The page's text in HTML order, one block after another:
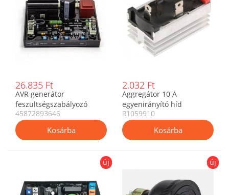
26.835 Ft
AVR generátor
feszültségszabályozó
2002142508930
45872893646
2.032 Ft
Aggregátor 10 A
egyenirányító híd
R1059910
új új